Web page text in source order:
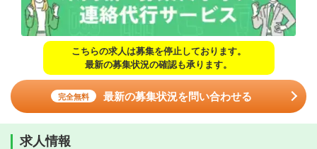
こちらの求人は募集を停止しております。
最新の募集状況の確認も承ります。
完全無料 最新の募集状況を問い合わせる
求人情報